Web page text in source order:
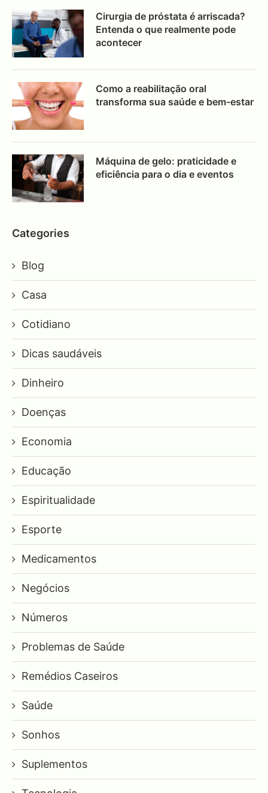
Cirurgia de próstata é arriscada?
Entenda o que realmente pode
acontecer
Como a reabilitação oral
transforma sua saúde e bem-estar
Máquina de gelo: praticidade e
eficiência para o dia e eventos
Categories
Blog
Casa
Cotidiano
Dicas saudáveis
Dinheiro
Doenças
Economia
Educação
Espiritualidade
Esporte
Medicamentos
Negócios
Números
Problemas de Saúde
Remédios Caseiros
Saúde
Sonhos
Suplementos